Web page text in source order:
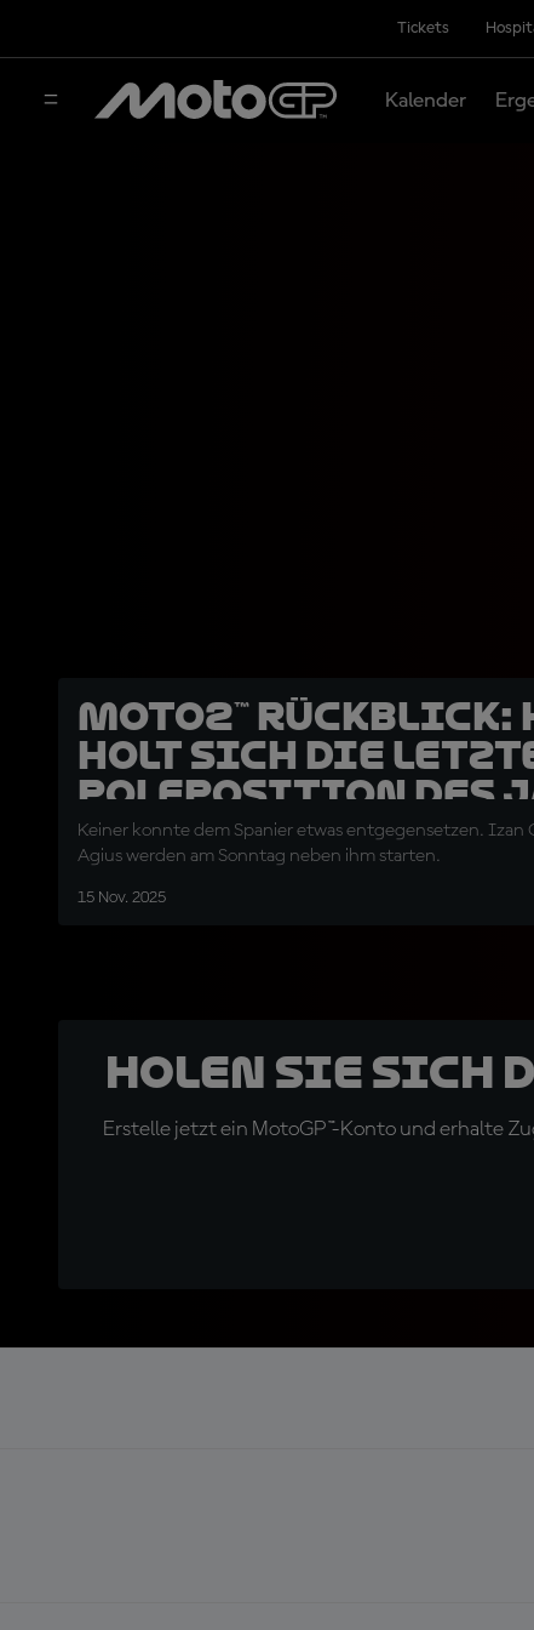
Tickets
Kalender
Moto2™ Rückblick:
holt sich die
Poleposition des
Keiner konnte dem Spanier etwas entgegensetzen. Izan
Agius werden am Sonntag neben ihm starten.
15 Nov. 2025
Holen Sie sich
Erstelle jetzt ein MotoGP™-Konto und erhalte